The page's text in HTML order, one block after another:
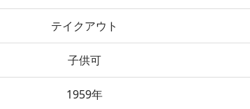
テイクアウト
子供可
1959年